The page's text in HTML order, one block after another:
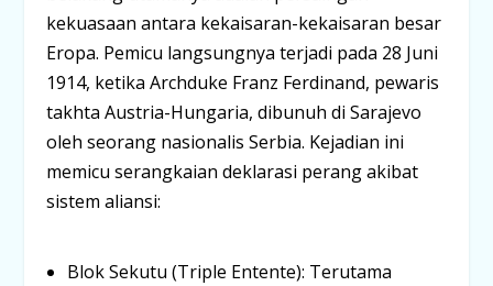
kekuasaan antara kekaisaran-kekaisaran besar
Eropa. Pemicu langsungnya terjadi pada 28 Juni
1914, ketika Archduke Franz Ferdinand, pewaris
takhta Austria-Hungaria, dibunuh di Sarajevo
oleh seorang nasionalis Serbia. Kejadian ini
memicu serangkaian deklarasi perang akibat
sistem aliansi:
Blok Sekutu (Triple Entente): Terutama